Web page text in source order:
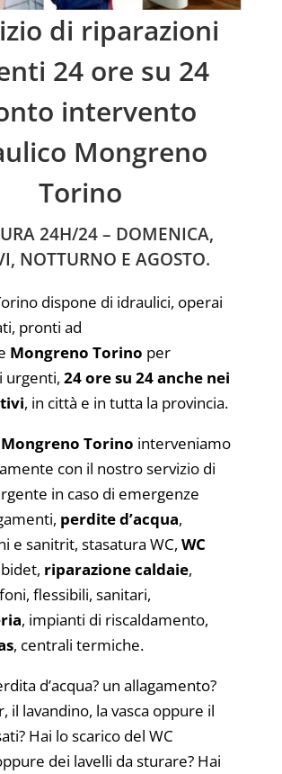
di riparazioni
24 ore su 24
intervento
Mongreno
Torino
24H/24 – DOMENICA,
NOTTURNO E AGOSTO.
dispone di idraulici, operai
pronti ad
Mongreno Torino per
urgenti, 24 ore su 24 anche nei
, in città e in tutta la provincia.
Torino interveniamo
con il nostro servizio di
in caso di emergenze
perdite d’acqua,
e sanitrit, stasatura WC, WC
riparazione caldaie,
flessibili, sanitari,
, impianti di riscaldamento,
, centrali termiche.
d’acqua? un allagamento?
il lavandino, la vasca oppure il
Hai lo scarico del WC
dei lavelli da sturare? Hai